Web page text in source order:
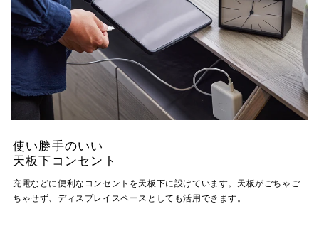
使い勝手のいい
天板下コンセント
充電などに便利なコンセントを天板下に設けています。天板がごちゃご
ちゃせず、ディスプレイスペースとしても活用できます。